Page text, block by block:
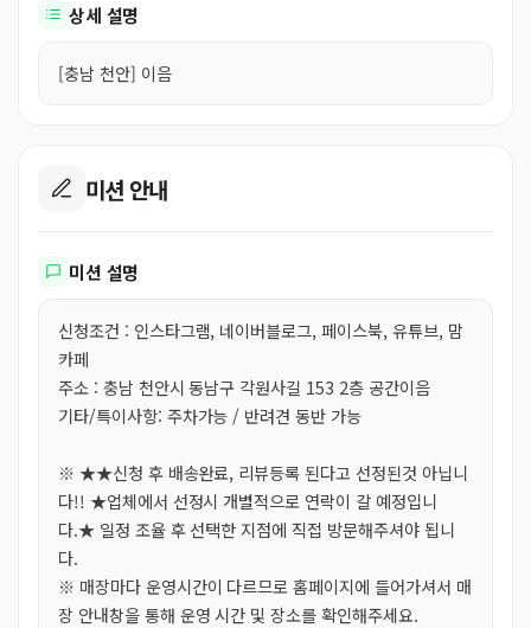
상세 설명
[충남 천안] 이음
미션 안내
미션 설명
신청조건 : 인스타그램, 네이버블로그, 페이스북, 유튜브, 맘
카페
주소 : 충남 천안시 동남구 각원사길 153 2층 공간이음
기타/특이사항: 주차가능 / 반려견 동반 가능
※ ★★신청 후 배송완료, 리뷰등록 된다고 선정된것 아닙니
다!! ★업체에서 선정시 개별적으로 연락이 갈 예정입니
다.★ 일정 조율 후 선택한 지점에 직접 방문해주셔야 됩니
다.
※ 매장마다 운영시간이 다르므로 홈페이지에 들어가셔서 매
장 안내창을 통해 운영 시간 및 장소를 확인해주세요.